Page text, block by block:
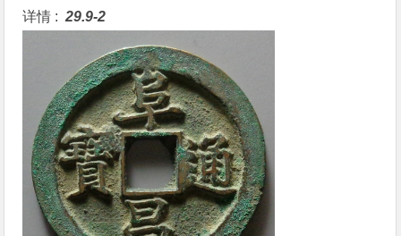
详情 :29.9-2